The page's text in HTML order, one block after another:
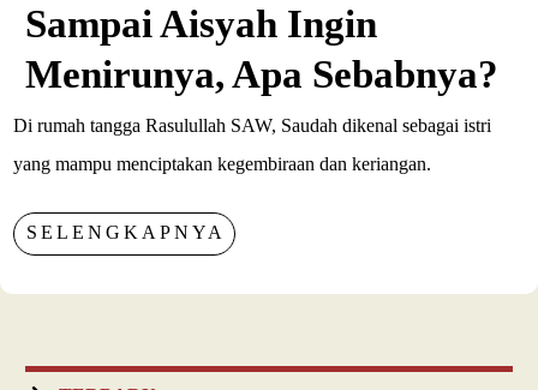
Sampai Aisyah Ingin
Menirunya, Apa Sebabnya?
Di rumah tangga Rasulullah SAW, Saudah dikenal sebagai istri
yang mampu menciptakan kegembiraan dan keriangan.
SELENGKAPNYA